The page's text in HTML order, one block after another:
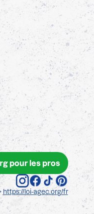
pour les pros
https://loi-agec.org/fr